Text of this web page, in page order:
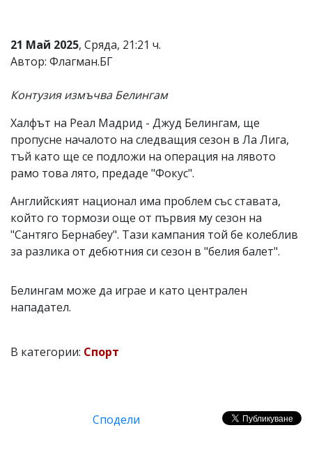
статиите
се
въвеждат
читателите
и
редакцията
не
носи
отговорност
тях!
откриете
обиден
за
вас
коментар,
ни!
21 Май 2025, Сряда, 21:21 ч.
Автор: Флагман.БГ
Контузия измъчва Белингам
Халфът на Реал Мадрид - Джуд Белингам, ще
пропусне началото на следващия сезон в Ла Лига,
тъй като ще се подложи на операция на лявото
рамо това лято, предаде "Фокус".
Английският национал има проблем със ставата,
който го тормози още от първия му сезон на
"Сантяго Бернабеу". Тази кампания той бе колеблив
за разлика от дебютния си сезон в "белия балет".
Белингам може да играе и като централен
нападател.
В категории: Спорт
Сподели